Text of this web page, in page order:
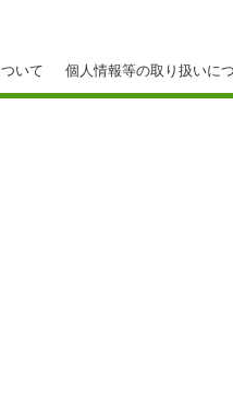
いて 個人情報等の取り扱いに